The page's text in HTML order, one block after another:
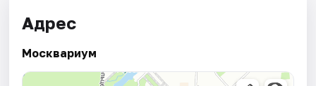
Адрес
Москвариум